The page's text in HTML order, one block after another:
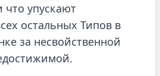
упускают
остальных Типов в
за несвойственной